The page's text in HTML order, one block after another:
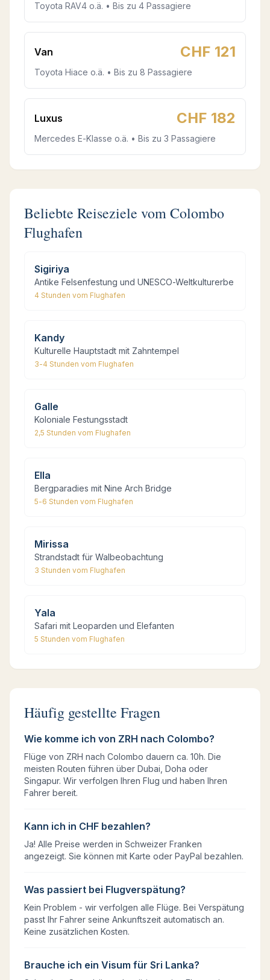
Toyota RAV4 o.ä. • Bis zu 4 Passagiere
Van CHF 121
Toyota Hiace o.ä. • Bis zu 8 Passagiere
Luxus CHF 182
Mercedes E-Klasse o.ä. • Bis zu 3 Passagiere
Beliebte Reiseziele vom Colombo
Flughafen
Sigiriya
Antike Felsenfestung und UNESCO-Weltkulturerbe
4 Stunden vom Flughafen
Kandy
Kulturelle Hauptstadt mit Zahntempel
3-4 Stunden vom Flughafen
Galle
Koloniale Festungsstadt
2,5 Stunden vom Flughafen
Ella
Bergparadies mit Nine Arch Bridge
5-6 Stunden vom Flughafen
Mirissa
Strandstadt für Walbeobachtung
3 Stunden vom Flughafen
Yala
Safari mit Leoparden und Elefanten
5 Stunden vom Flughafen
Häufig gestellte Fragen
Wie komme ich von ZRH nach Colombo?
Flüge von ZRH nach Colombo dauern ca. 10h. Die
meisten Routen führen über Dubai, Doha oder
Singapur. Wir verfolgen Ihren Flug und haben Ihren
Fahrer bereit.
Kann ich in CHF bezahlen?
Ja! Alle Preise werden in Schweizer Franken
angezeigt. Sie können mit Karte oder PayPal bezahlen.
Was passiert bei Flugverspätung?
Kein Problem - wir verfolgen alle Flüge. Bei Verspätung
passt Ihr Fahrer seine Ankunftszeit automatisch an.
Keine zusätzlichen Kosten.
Brauche ich ein Visum für Sri Lanka?